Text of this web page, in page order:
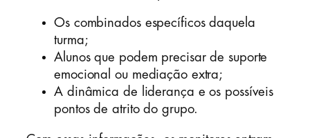
Os combinados específicos daquela
turma;
Alunos que podem precisar de suporte
emocional ou mediação extra;
A dinâmica de liderança e os possíveis
pontos de atrito do grupo.